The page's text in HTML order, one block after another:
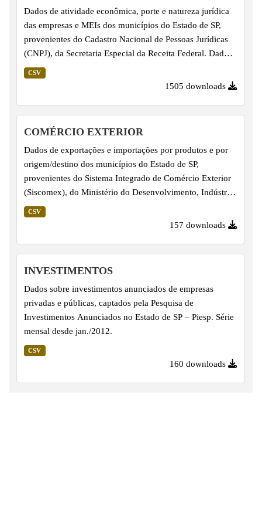
Dados de atividade econômica, porte e natureza jurídica
das empresas e MEIs dos municípios do Estado de SP,
provenientes do Cadastro Nacional de Pessoas Jurídicas
(CNPJ), da Secretaria Especial da Receita Federal. Dados
do ano corrente.
CSV
1505 downloads
COMÉRCIO EXTERIOR
Dados de exportações e importações por produtos e por
origem/destino dos municípios do Estado de SP,
provenientes do Sistema Integrado de Comércio Exterior
(Siscomex), do Ministério do Desenvolvimento, Indústria,
Comércio e Serviços (MDIC). Série anual referente aos
últimos dez anos.
CSV
157 downloads
INVESTIMENTOS
Dados sobre investimentos anunciados de empresas
privadas e públicas, captados pela Pesquisa de
Investimentos Anunciados no Estado de SP – Piesp. Série
mensal desde jan./2012.
CSV
160 downloads